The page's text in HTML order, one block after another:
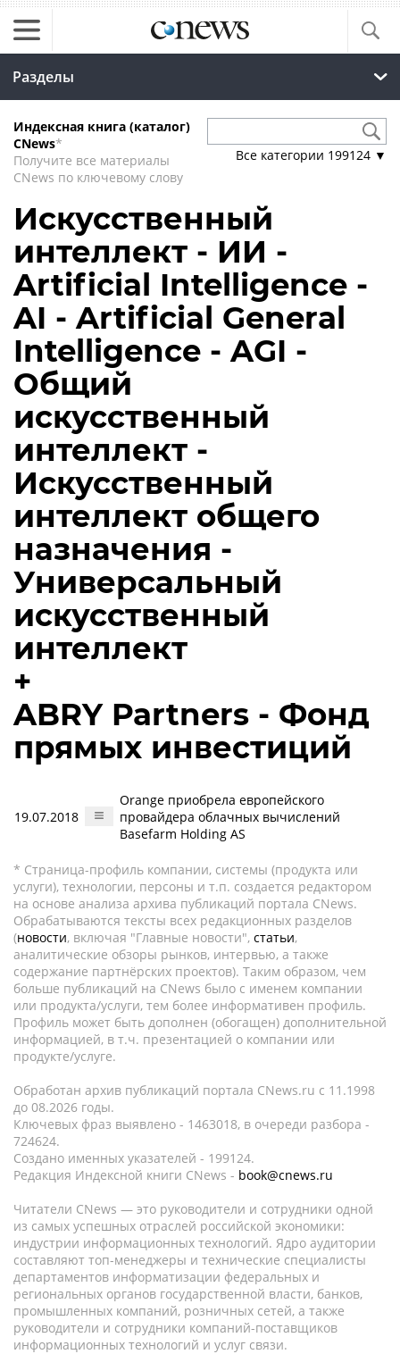
Разделы
Индексная книга (каталог)
CNews*
Получите все материалы
CNews по ключевому слову
Все категории 199124 ▼
Искусственный
интеллект - ИИ -
Artificial Intelligence -
AI - Artificial General
Intelligence - AGI -
Общий
искусственный
интеллект -
Искусственный
интеллект общего
назначения -
Универсальный
искусственный
интеллект
+
ABRY Partners - Фонд
прямых инвестиций
19.07.2018
Orange приобрела европейского
провайдера облачных вычислений
Basefarm Holding AS
* Страница-профиль компании, системы (продукта или
услуги), технологии, персоны и т.п. создается редактором
на основе анализа архива публикаций портала CNews.
Обрабатываются тексты всех редакционных разделов
(новости, включая "Главные новости", статьи,
аналитические обзоры рынков, интервью, а также
содержание партнёрских проектов). Таким образом, чем
больше публикаций на CNews было с именем компании
или продукта/услуги, тем более информативен профиль.
Профиль может быть дополнен (обогащен) дополнительной
информацией, в т.ч. презентацией о компании или
продукте/услуге.
Обработан архив публикаций портала CNews.ru c 11.1998
до 08.2026 годы.
Ключевых фраз выявлено - 1463018, в очереди разбора -
724624.
Создано именных указателей - 199124.
Редакция Индексной книги CNews - book@cnews.ru
Читатели CNews — это руководители и сотрудники одной
из самых успешных отраслей российской экономики:
индустрии информационных технологий. Ядро аудитории
составляют топ-менеджеры и технические специалисты
департаментов информатизации федеральных и
региональных органов государственной власти, банков,
промышленных компаний, розничных сетей, а также
руководители и сотрудники компаний-поставщиков
информационных технологий и услуг связи.